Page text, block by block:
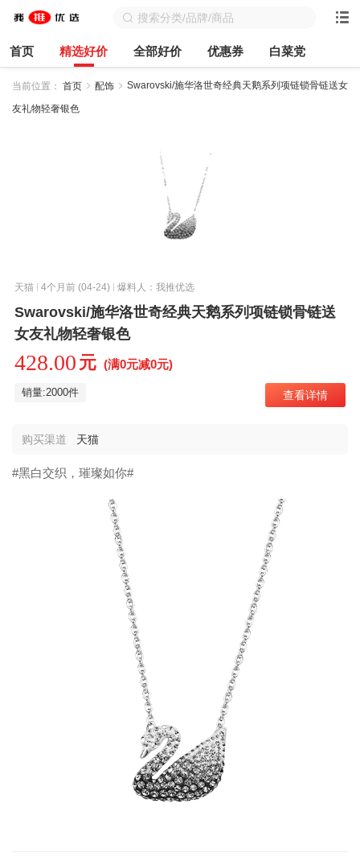
首页 精选好价 全部好价 优惠券 白菜党
当前位置： 首页 配饰 Swarovski/施华洛世奇经典天鹅系列项链锁骨链送女
友礼物轻奢银色
天猫 4个月前 (04-24) 爆料人：我推优选
Swarovski/施华洛世奇经典天鹅系列项链锁骨链送
女友礼物轻奢银色
428.00 元 (满0元减0元)
销量:2000件 查看详情
购买渠道 天猫
#黑白交织，璀璨如你#